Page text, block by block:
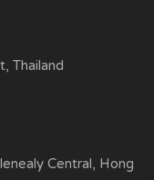
Thailand
Central, Hong